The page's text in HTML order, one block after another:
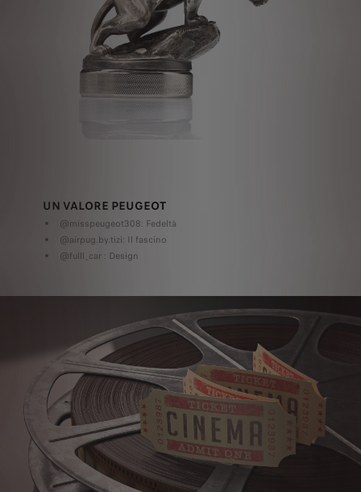
UN VALORE PEUGEOT
@misspeugeot308: Fedeltà
@airpug.by.tizi: Il fascino
@fulll_car : Design